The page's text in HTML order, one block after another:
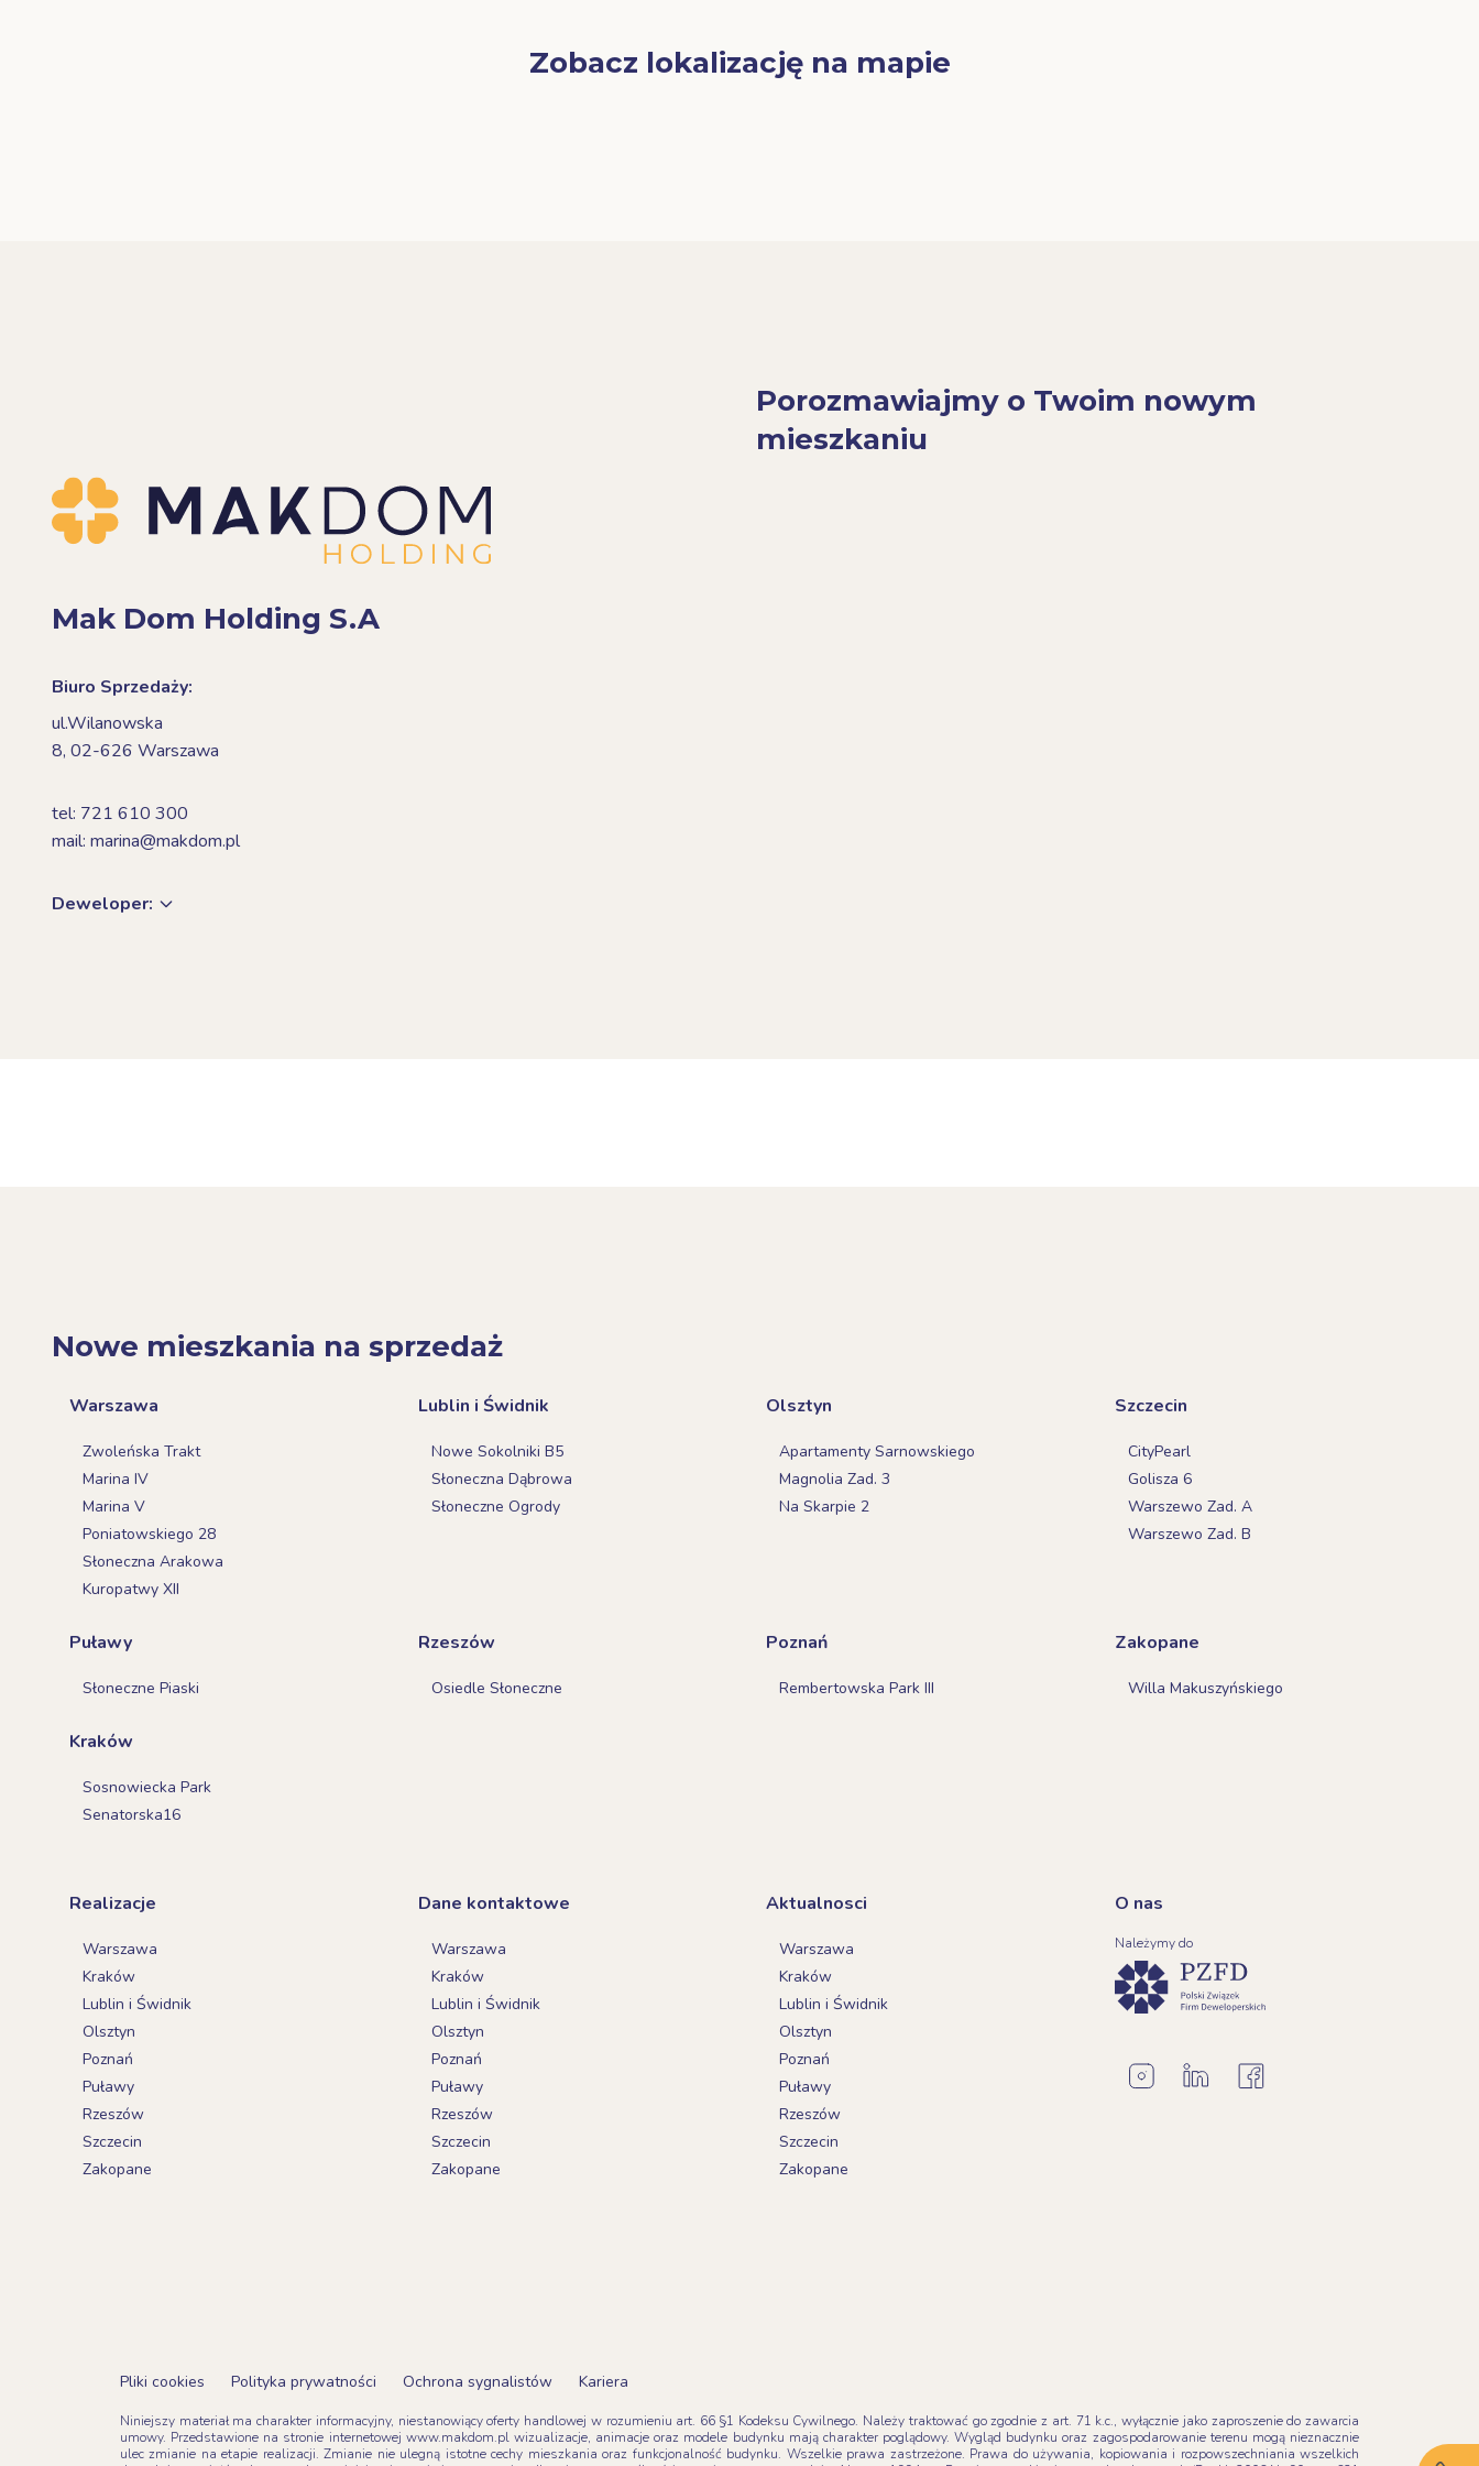
Zobacz lokalizację na mapie
Porozmawiajmy o Twoim nowym
mieszkaniu
Mak Dom Holding S.A
Biuro Sprzedaży:
ul.Wilanowska
8, 02-626 Warszawa
tel: 721 610 300
mail: marina@makdom.pl
Deweloper:
Nowe mieszkania na sprzedaż
Warszawa
Zwoleńska Trakt
Marina IV
Marina V
Poniatowskiego 28
Słoneczna Arakowa
Kuropatwy XII
Lublin i Świdnik
Nowe Sokolniki B5
Słoneczna Dąbrowa
Słoneczne Ogrody
Olsztyn
Apartamenty Sarnowskiego
Magnolia Zad. 3
Na Skarpie 2
Szczecin
CityPearl
Golisza 6
Warszewo Zad. A
Warszewo Zad. B
Puławy
Słoneczne Piaski
Rzeszów
Osiedle Słoneczne
Poznań
Rembertowska Park III
Zakopane
Willa Makuszyńskiego
Kraków
Sosnowiecka Park
Senatorska16
Realizacje
Warszawa
Kraków
Lublin i Świdnik
Olsztyn
Poznań
Puławy
Rzeszów
Szczecin
Zakopane
Dane kontaktowe
Warszawa
Kraków
Lublin i Świdnik
Olsztyn
Poznań
Puławy
Rzeszów
Szczecin
Zakopane
Aktualnosci
Warszawa
Kraków
Lublin i Świdnik
Olsztyn
Poznań
Puławy
Rzeszów
Szczecin
Zakopane
O nas
Należymy do
Pliki cookies Polityka prywatności Ochrona sygnalistów Kariera
Niniejszy materiał ma charakter informacyjny, niestanowiący oferty handlowej w rozumieniu art. 66 §1 Kodeksu Cywilnego. Należy traktować go zgodnie z art. 71 k.c., wyłącznie jako zaproszenie do zawarcia
umowy. Przedstawione na stronie internetowej www.makdom.pl wizualizacje, animacje oraz modele budynku mają charakter poglądowy. Wygląd budynku oraz zagospodarowanie terenu mogą nieznacznie
ulec zmianie na etapie realizacji. Zmianie nie ulegną istotne cechy mieszkania oraz funkcjonalność budynku. Wszelkie prawa zastrzeżone. Prawa do używania, kopiowania i rozpowszechniania wszelkich